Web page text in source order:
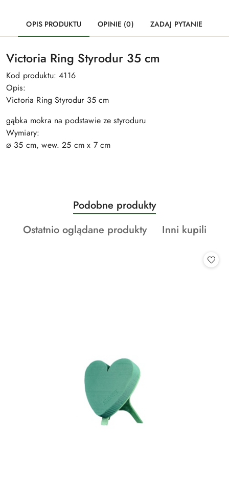
OPIS PRODUKTU OPINIE (0) ZADAJ PYTANIE
Victoria Ring Styrodur 35 cm
Kod produktu:4116
Opis:
Victoria Ring Styrodur 35 cm
gąbka mokra na podstawie ze styroduru
Wymiary:
⌀ 35 cm, wew. 25 cm x 7 cm
Pomiń karuzelę produktów
Produkty
o
statusie:
Podobne produkty
Produkty
Ostatnio oglądane produkty
Produkty
Inni kupili